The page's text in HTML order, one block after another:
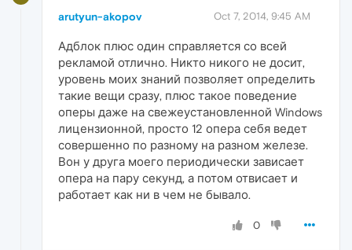
arutyun-akopov Oct 7, 2014, 9:45 AM
Адблок плюс один справляется со всей
рекламой отлично. Никто никого не досит,
уровень моих знаний позволяет определить
такие вещи сразу, плюс такое поведение
оперы даже на свежеустановленной Windows
лицензионной, просто 12 опера себя ведет
совершенно по разному на разном железе.
Вон у друга моего периодически зависает
опера на пару секунд, а потом отвисает и
работает как ни в чем не бывало.
0